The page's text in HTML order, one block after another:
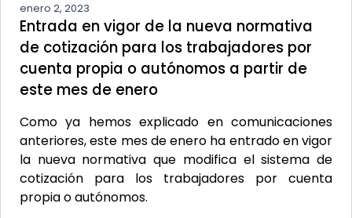
enero 2, 2023
Entrada en vigor de la nueva normativa
de cotización para los trabajadores por
cuenta propia o autónomos a partir de
este mes de enero
Como ya hemos explicado en comunicaciones
anteriores, este mes de enero ha entrado en vigor
la nueva normativa que modifica el sistema de
cotización para los trabajadores por cuenta
propia o autónomos.